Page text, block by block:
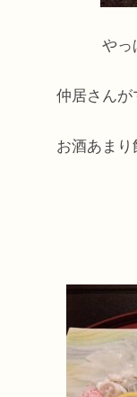
やっ
仲居さんが
お酒あまり